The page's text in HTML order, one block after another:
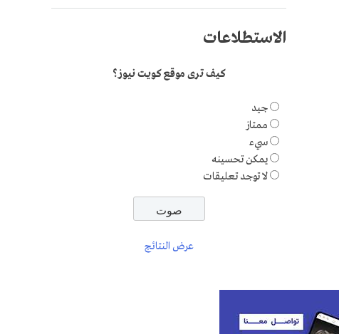
الاستطلاعات
كيف ترى موقع كويت نيوز؟
جيد
ممتاز
سيء
يمكن تحسينه
لا توجد تعليقات
عرض النتائج